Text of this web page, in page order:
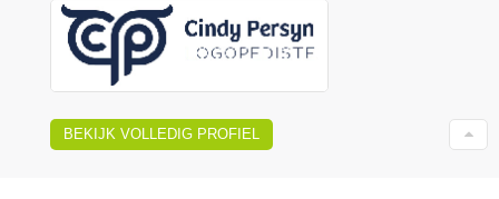
BEKIJK VOLLEDIG PROFIEL